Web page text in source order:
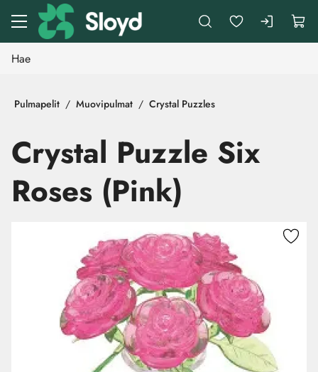
Siirry pääsisältöön
Pulmapelit Muovipulmat Crystal Puzzles
Crystal Puzzle Six
Roses (Pink)